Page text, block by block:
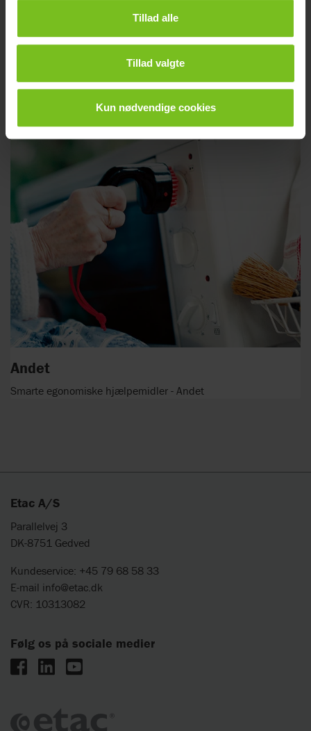
Tillad alle
Tillad valgte
Kun nødvendige cookies
Lejringspuder
Andet
Smarte egonomiske hjælpemidler - Andet
Etac A/S
Parallelvej 3
DK-8751 Gedved
Kundeservice: +45 79 68 58 33
E-mail info@etac.dk
CVR: 10313082
Følg os på sociale medier